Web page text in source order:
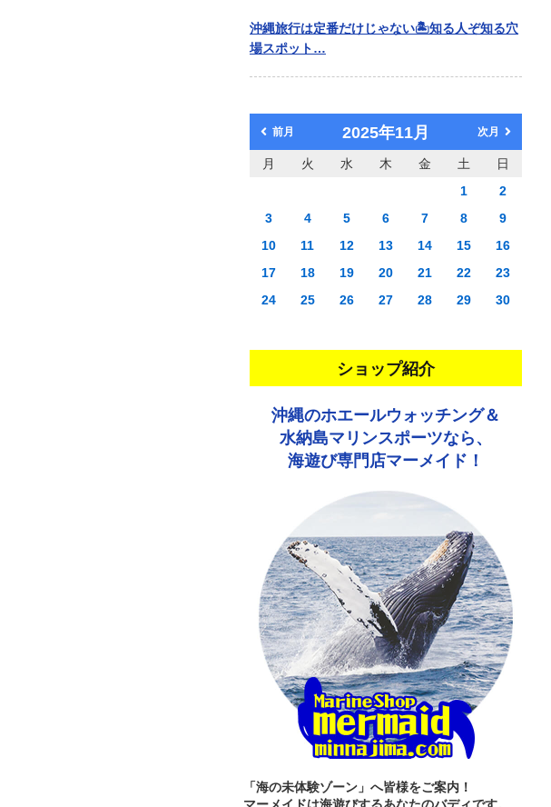
沖縄旅行は定番だけじゃない🏝️知る人ぞ知る穴
場スポット…
前月 2025年11月 次月
月 火 水 木 金 土
日
1
2
3
4 5 6 7 8
9
10
11 12 13 14 15
16
17
18 19 20 21 22
23
24
25 26 27 28 29 30
ショップ紹介
沖縄のホエールウォッチング＆
水納島マリンスポーツなら、
海遊び専門店マーメイド！
「海の未体験ゾーン」へ皆様をご案内！
マーメイドは海遊びするあなたのバディです。